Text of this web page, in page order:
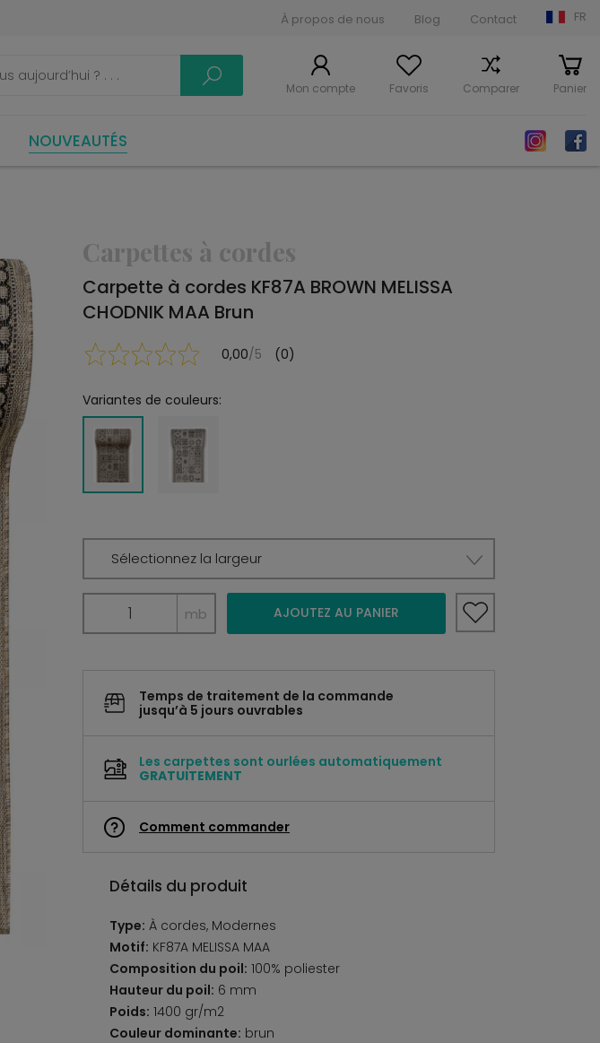
À propos de nous Blog Contact FR
Mon compte Favoris Comparer Panier
NOUVEAUTÉS
Carpettes à cordes
Carpette à cordes KF87A BROWN MELISSA
CHODNIK MAA Brun
0,00/5 (0)
Variantes de couleurs:
Sélectionnez la largeur
mb AJOUTEZ AU PANIER
Temps de traitement de la commande
jusqu’à 5 jours ouvrables
Les carpettes sont ourlées automatiquement
GRATUITEMENT
Comment commander
Détails du produit
Type: À cordes, Modernes
Motif: KF87A MELISSA MAA
Composition du poil: 100% poliester
Hauteur du poil: 6 mm
Poids: 1400 gr/m2
Couleur dominante: brun